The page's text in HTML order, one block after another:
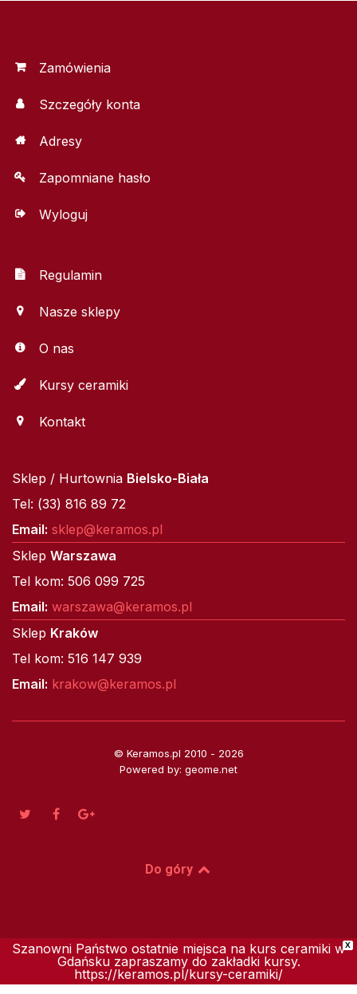
Zamówienia
Szczegóły konta
Adresy
Zapomniane hasło
Wyloguj
Regulamin
Nasze sklepy
O nas
Kursy ceramiki
Kontakt
Sklep / Hurtownia Bielsko-Biała
Tel: (33) 816 89 72
Email: sklep@keramos.pl
Sklep Warszawa
Tel kom: 506 099 725
Email: warszawa@keramos.pl
Sklep Kraków
Tel kom: 516 147 939
Email: krakow@keramos.pl
© Keramos.pl 2010 - 2026
Powered by: geome.net
Do góry
X
Szanowni Państwo ostatnie miejsca na kurs ceramiki w
Gdańsku zapraszamy do zakładki kursy.
https://keramos.pl/kursy-ceramiki/